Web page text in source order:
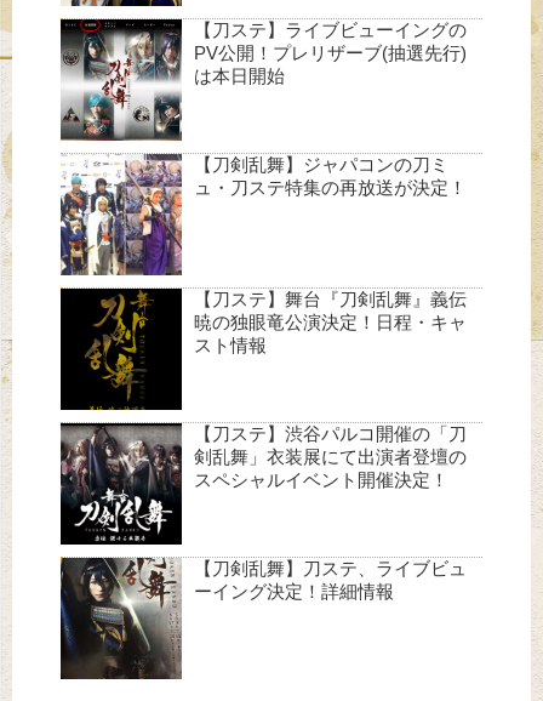
【刀ステ】ライブビューイングの
PV公開！プレリザーブ(抽選先行)
は本日開始
【刀剣乱舞】ジャパコンの刀ミ
ュ・刀ステ特集の再放送が決定！
【刀ステ】舞台『刀剣乱舞』義伝
暁の独眼竜公演決定！日程・キャ
スト情報
【刀ステ】渋谷パルコ開催の「刀
剣乱舞」衣装展にて出演者登壇の
スペシャルイベント開催決定！
【刀剣乱舞】刀ステ、ライブビュ
ーイング決定！詳細情報